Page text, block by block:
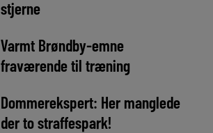
stjerne
Varmt Brøndby-emne
fraværende til træning
Dommerekspert: Her manglede
der to straffespark!